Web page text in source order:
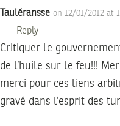
Tauléransse on 12/01/2012 at
Reply
Critiquer le
de l’huile sur le feu!!!
merci pour ces liens
gravé dans l’esprit des